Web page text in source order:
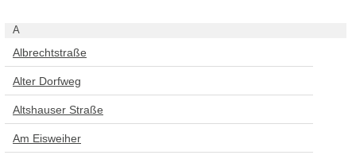
A
Albrechtstraße
Alter Dorfweg
Altshauser Straße
Am Eisweiher